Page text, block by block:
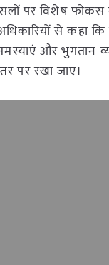
पर विशेष
से कहा कि
समस्याएं और भुगतान
पर रखा जाए।